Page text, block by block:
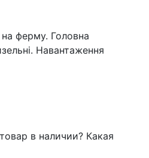
на ферму. Головна
Навантаження
в наличии? Какая